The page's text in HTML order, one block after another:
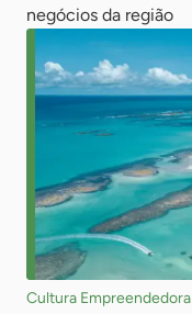
negócios da região
Cultura Empreendedora